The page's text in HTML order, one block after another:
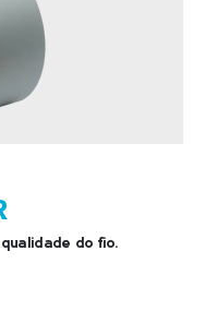
do fio.